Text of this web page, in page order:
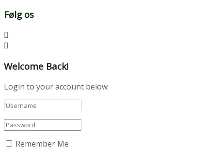
Følg os
Welcome Back!
Login to your account below
Remember Me